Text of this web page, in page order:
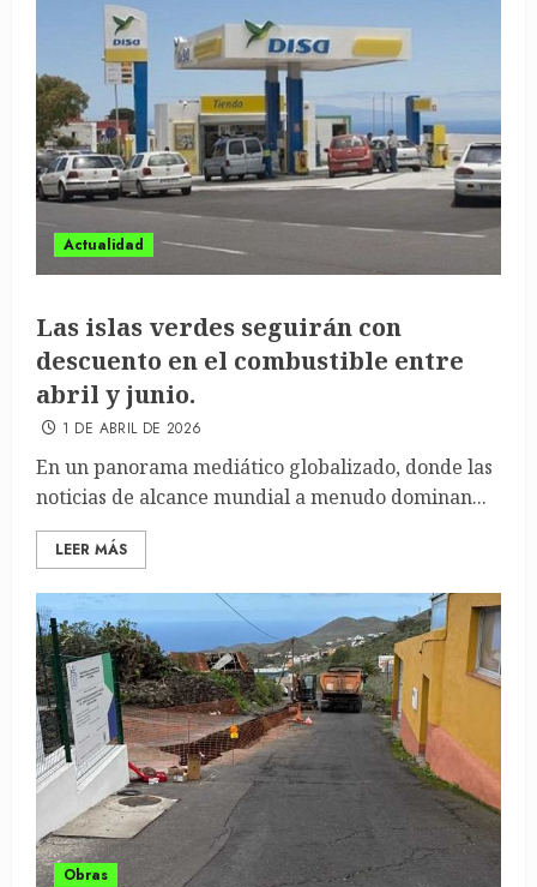
Actualidad
Las islas verdes seguirán con
descuento en el combustible entre
abril y junio.
1 DE ABRIL DE 2026
En un panorama mediático globalizado, donde las
noticias de alcance mundial a menudo dominan...
LEER MÁS
Obras